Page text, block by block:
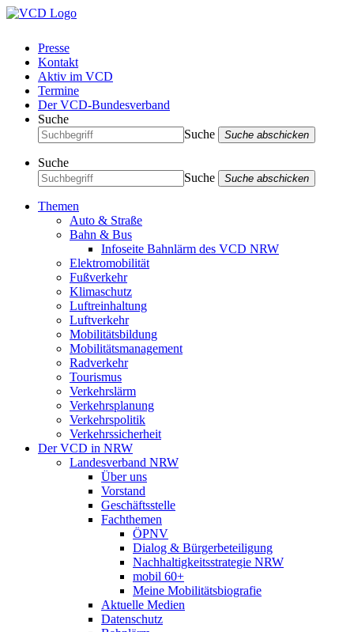
Presse
Kontakt
Aktiv im VCD
Termine
Der VCD-Bundesverband
Suche
Suche
Suche abschicken
Suche
Suche
Suche abschicken
Themen
Auto & Straße
Bahn & Bus
Infoseite Bahnlärm des VCD NRW
Elektromobilität
Fußverkehr
Klimaschutz
Luftreinhaltung
Luftverkehr
Mobilitätsbildung
Mobilitätsmanagement
Radverkehr
Tourismus
Verkehrslärm
Verkehrsplanung
Verkehrspolitik
Verkehrssicherheit
Der VCD in NRW
Landesverband NRW
Über uns
Vorstand
Geschäftsstelle
Fachthemen
ÖPNV
Dialog & Bürgerbeteiligung
Nachhaltigkeitsstrategie NRW
mobil 60+
Meine Mobilitätsbiografie
Aktuelle Medien
Datenschutz